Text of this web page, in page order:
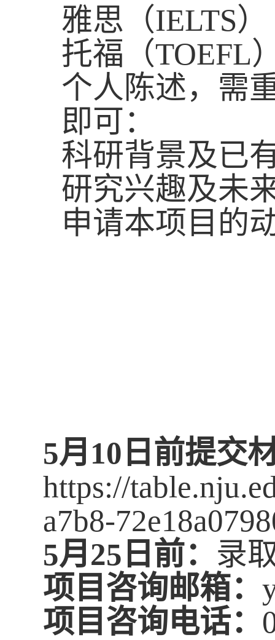
雅思（IELTS）
托福（TOEFL
个人陈述， 需
即可：
科研背景及已
研究兴趣及未
申请本项目的
5月 10 日 前提交
https://
a7b8-
5月 25 日 前： 录
项目 咨询邮箱：
项目咨询电话：